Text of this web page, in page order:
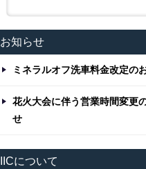
お知らせ
ミネラルオフ洗車料金改定の
花火大会に伴う営業時間変更
せ
IICについて